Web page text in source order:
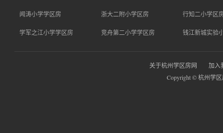
闻涛小学学区房 浙大二附小学区房 行知二小学区
学军之江小学学区房 竞舟第二小学学区房 钱江新城实验
关于杭州学区房网
加入
Copyright © 杭州学